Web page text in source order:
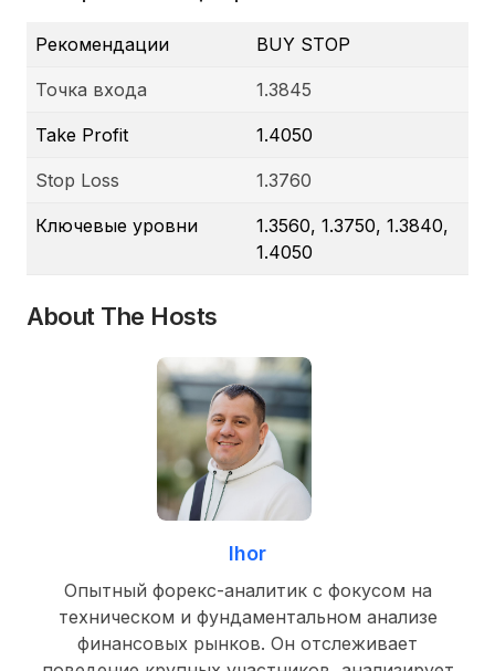
Рекомендации BUY STOP
Точка входа 1.3845
Take Profit 1.4050
Stop Loss 1.3760
Ключевые уровни
1.3560, 1.3750, 1.3840,
1.4050
About The Hosts
Ihor
Опытный форекс-аналитик с фокусом на
техническом и фундаментальном анализе
финансовых рынков. Он отслеживает